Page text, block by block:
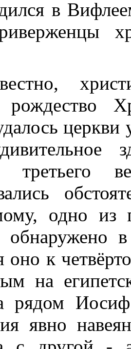
в
рождество
церкви
третьего
одно из
обнаружено
оно к
на
рядом
явно